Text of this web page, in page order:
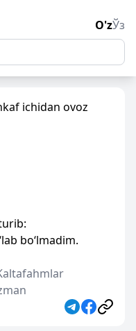
O'zЎз
ichidan ovoz
bo‘lmadim.